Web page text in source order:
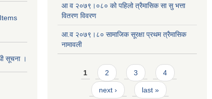
सूचना ।
आ व २०७९।०८० को पहिलो त्रैमासिक सा सु भत्ता
वितरण विवरण
आ.व २०७९।८० सामाजिक सूरक्षा प्रथम त्रैमासिक
नामावली
Pages
1 2 3 4
next › last »